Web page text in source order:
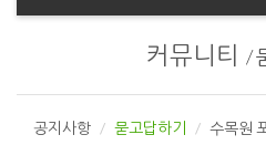
커뮤니티 /
공지사항 묻고답하기 수목원